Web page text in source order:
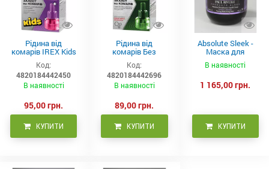
Рідина від
комарів IREX Kids
д/дітей (30 ночей),
20мл
Код:
4820184442450
В наявності
95,00 грн.
КУПИТИ
Рідина від
комарів Без
запаху IREX (30
ночей), 20мл
Код:
4820184442696
В наявності
89,00 грн.
КУПИТИ
Absolute Sleek -
Маска для
неслухняного
волосся 300 мл
В наявності
1 165,00 грн.
КУПИТИ